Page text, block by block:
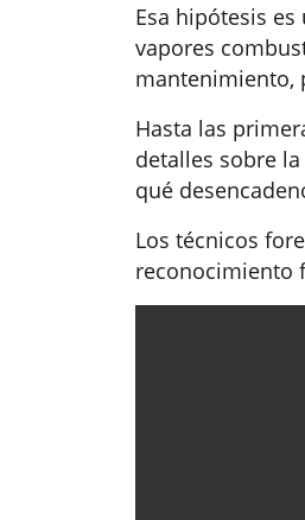
Esa hipótesis
vapores
mantenimiento,
Hasta las
detalles sobre
qué
Los técnicos
reconocimiento